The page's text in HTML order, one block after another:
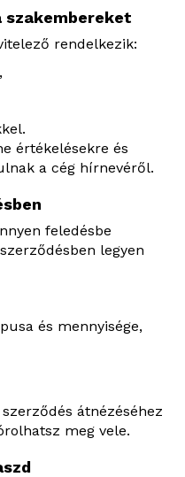
szakembereket
rendelkezik:
értékelésekre és
a cég hírnevéről.
feledésbe
legyen
és mennyisége,
átnézéséhez
meg vele.